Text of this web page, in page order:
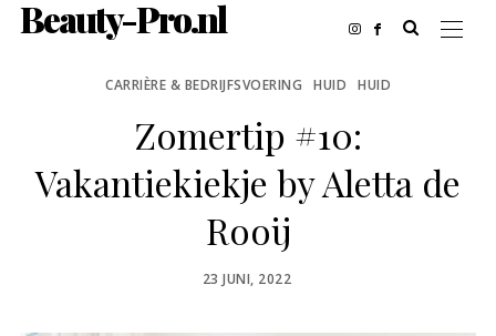
Beauty-Pro.nl
CARRIÈRE & BEDRIJFSVOERING HUID HUID
Zomertip #10:
Vakantiekiekje by Aletta de
Rooij
POSTED
23 JUNI, 2022